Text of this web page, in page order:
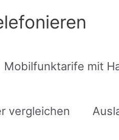
Mobilfunktarife mit
vergleichen